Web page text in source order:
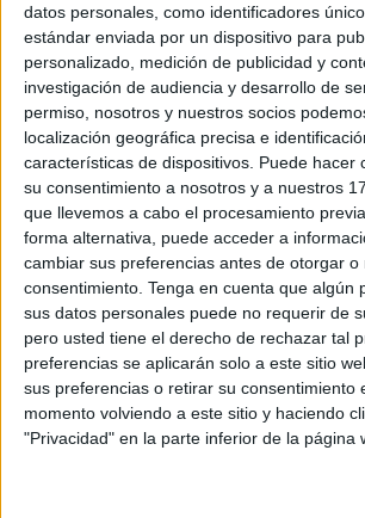
datos personales, como identificadores
estándar enviada por un dispositivo para
personalizado, medición de publicidad y
investigación de audiencia y desarrollo de
permiso, nosotros y nuestros socios
localización geográfica precisa e
características de dispositivos. Puede hacer
su consentimiento a nosotros y a nuestros
que llevemos a cabo el procesamiento
forma alternativa, puede acceder a
cambiar sus preferencias antes de otorgar o
consentimiento. Tenga en cuenta que algún
sus datos personales puede no requerir de
pero usted tiene el derecho de rechazar tal
preferencias se aplicarán solo a este sitio
sus preferencias o retirar su consentimiento
momento volviendo a este sitio y haciendo
"Privacidad" en la parte inferior de la página
Related Posts
Un inmigrante intenta la
Ceuta desde Marruecos
HACE 14 MINUTOS
La playa del Trampolín
baños y treinta duchas
inmigrantes
HACE 33 MINUTOS
La Policía expulsa a
detenido tras entrar en
meterse en la cama de
HACE 2 HORAS
"Ataque híbrido